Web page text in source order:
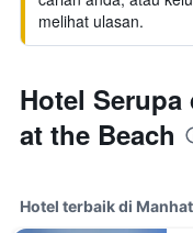
melihat ulasan.
Hotel Serupa
at the Beach
Hotel terbaik di